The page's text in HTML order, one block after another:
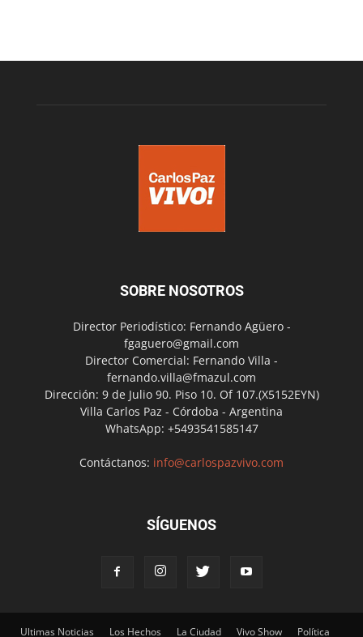
SOBRE NOSOTROS
Director Periodístico: Fernando Agüero -
fgaguero@gmail.com
Director Comercial: Fernando Villa -
fernando.villa@fmazul.com
Dirección: 9 de Julio 90. Piso 10. Of 107.(X5152EYN)
Villa Carlos Paz - Córdoba - Argentina
WhatsApp: +5493541585147
Contáctanos: info@carlospazvivo.com
SÍGUENOS
Ultimas Noticias Los Hechos La Ciudad Vivo Show Política